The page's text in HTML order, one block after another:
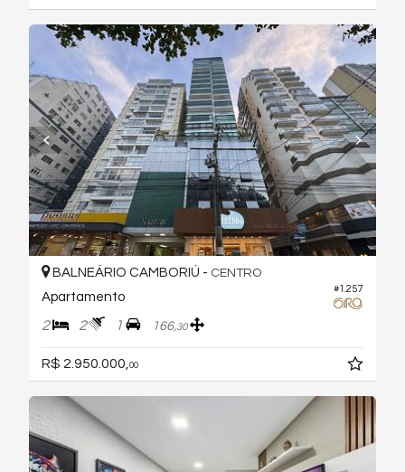
#1.257
BALNEÁRIO CAMBORIÚ - CENTRO
Apartamento
2 2 1 166,30
R$ 2.950.000, 00